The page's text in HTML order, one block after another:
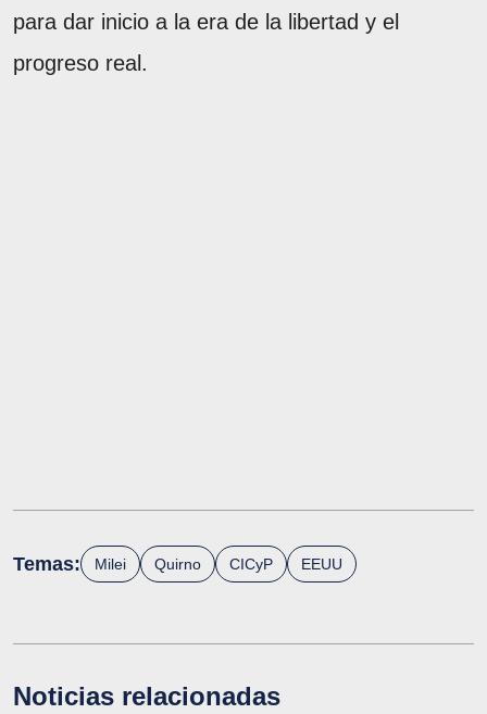
para dar inicio a la era de la libertad y el
progreso real.
Temas: Milei Quirno CICyP EEUU
Noticias relacionadas